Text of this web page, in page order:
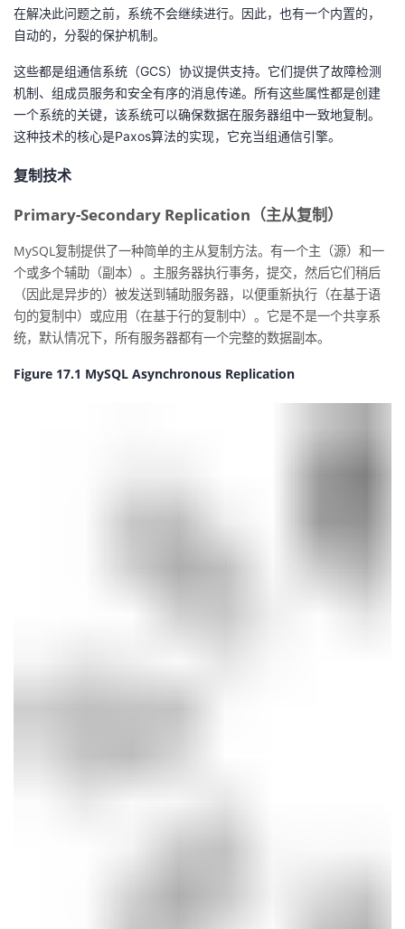
在解决此问题之前，系统不会继续进行。因此，也有一个内置的，
自动的，分裂的保护机制。
这些都是组通信系统（GCS）协议提供支持。它们提供了故障检测
机制、组成员服务和安全有序的消息传递。所有这些属性都是创建
一个系统的关键，该系统可以确保数据在服务器组中一致地复制。
这种技术的核心是Paxos算法的实现，它充当组通信引擎。
复制技术
Primary-Secondary Replication（主从复制）
MySQL复制提供了一种简单的主从复制方法。有一个主（源）和一
个或多个辅助（副本）。主服务器执行事务，提交，然后它们稍后
（因此是异步的）被发送到辅助服务器，以便重新执行（在基于语
句的复制中）或应用（在基于行的复制中）。它是不是一个共享系
统，默认情况下，所有服务器都有一个完整的数据副本。
Figure 17.1 MySQL Asynchronous Replication